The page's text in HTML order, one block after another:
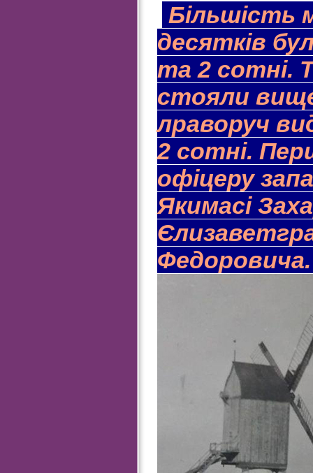
Більшість
десятків
та 2 сотні.
стояли
лраворуч
2 сотні.
офіцеру
Якимасі